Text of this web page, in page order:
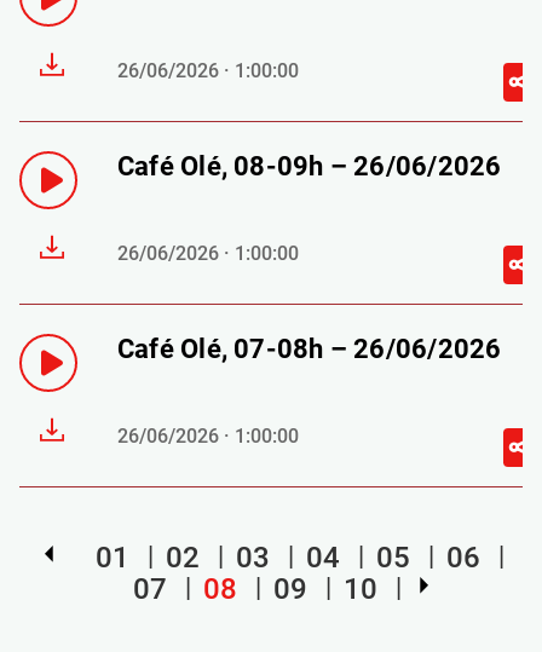
26/06/2026 · 1:00:00
Café Olé, 08-09h – 26/06/2026
26/06/2026 · 1:00:00
Café Olé, 07-08h – 26/06/2026
26/06/2026 · 1:00:00
01 02 03 04 05
06
07
08 09 10